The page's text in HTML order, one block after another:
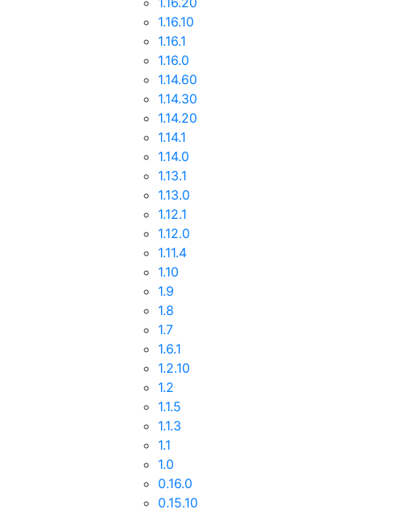
1.16.10
1.16.1
1.16.0
1.14.60
1.14.30
1.14.20
1.14.1
1.14.0
1.13.1
1.13.0
1.12.1
1.12.0
1.11.4
1.10
1.9
1.8
1.7
1.6.1
1.2.10
1.2
1.1.5
1.1.3
1.1
1.0
0.16.0
0.15.10